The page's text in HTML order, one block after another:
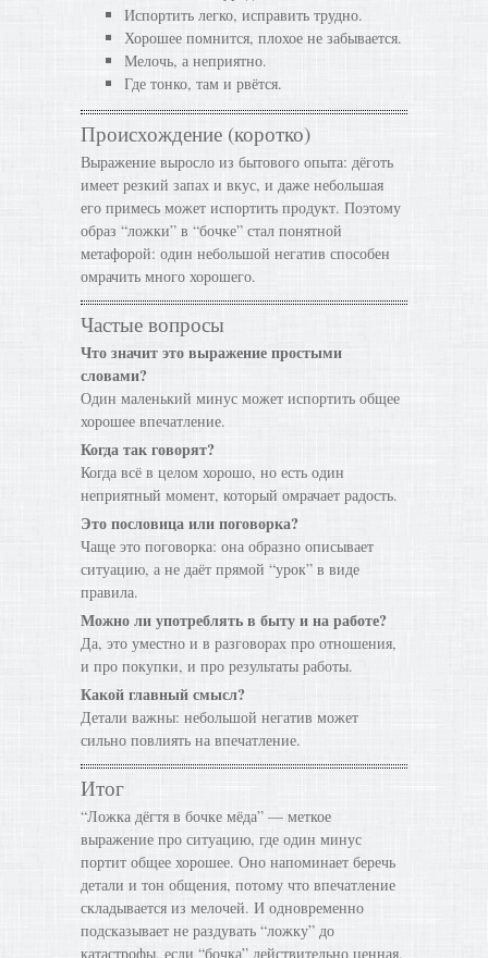
Испортить легко, исправить трудно.
Хорошее помнится, плохое не забывается.
Мелочь, а неприятно.
Где тонко, там и рвётся.
Происхождение (коротко)
Выражение выросло из бытового опыта: дёготь
имеет резкий запах и вкус, и даже небольшая
его примесь может испортить продукт. Поэтому
образ “ложки” в “бочке” стал понятной
метафорой: один небольшой негатив способен
омрачить много хорошего.
Частые вопросы
Что значит это выражение простыми
словами?
Один маленький минус может испортить общее
хорошее впечатление.
Когда так говорят?
Когда всё в целом хорошо, но есть один
неприятный момент, который омрачает радость.
Это пословица или поговорка?
Чаще это поговорка: она образно описывает
ситуацию, а не даёт прямой “урок” в виде
правила.
Можно ли употреблять в быту и на работе?
Да, это уместно и в разговорах про отношения,
и про покупки, и про результаты работы.
Какой главный смысл?
Детали важны: небольшой негатив может
сильно повлиять на впечатление.
Итог
“Ложка дёгтя в бочке мёда” — меткое
выражение про ситуацию, где один минус
портит общее хорошее. Оно напоминает беречь
детали и тон общения, потому что впечатление
складывается из мелочей. И одновременно
подсказывает не раздувать “ложку” до
катастрофы, если “бочка” действительно ценная.